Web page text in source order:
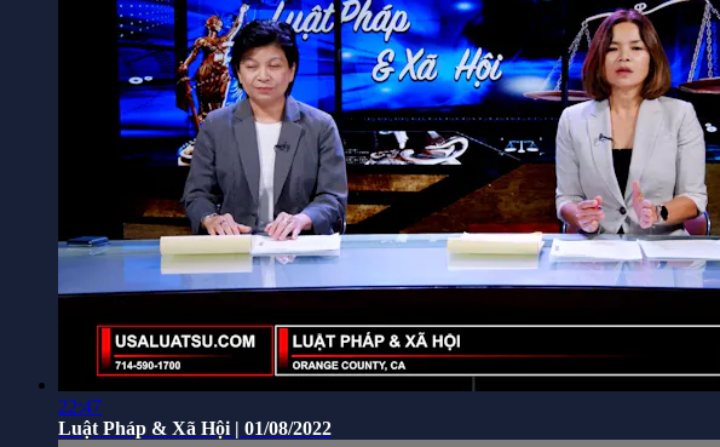
22:47
Luật Pháp & Xã Hội | 01/08/2022